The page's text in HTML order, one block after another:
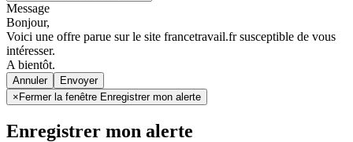
Message
Bonjour,
Voici une offre parue sur le site francetravail.fr susceptible de vous
intéresser.
A bientôt.
Annuler
× Fermer la fenêtre Enregistrer mon alerte
Enregistrer mon alerte